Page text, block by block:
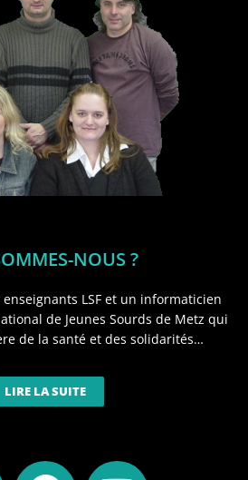
NOUS ?
LSF et un informaticien
de Jeunes Sourds de Metz qui
de la santé et des solidarités…
LIRE LA SUITE